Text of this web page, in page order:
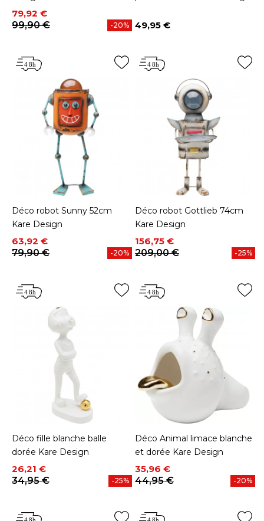
Prix
79,92 €
Prix de base
99,90 €
-20% Prix
49,95 €
Déco robot Sunny 52cm
Kare Design
Prix
63,92 €
Prix de base
79,90 €
-20%
Déco robot Gottlieb 74cm
Kare Design
Prix
156,75 €
Prix de base
209,00 €
-25%
Déco fille blanche balle
dorée Kare Design
Prix
26,21 €
Prix de base
34,95 €
-25%
Déco Animal limace blanche
et dorée Kare Design
Prix
35,96 €
Prix de base
44,95 €
-20%